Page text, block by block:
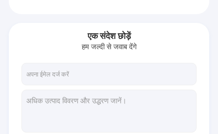
एक संदेश छोड़ें
हम जल्दी से जवाब देंगे